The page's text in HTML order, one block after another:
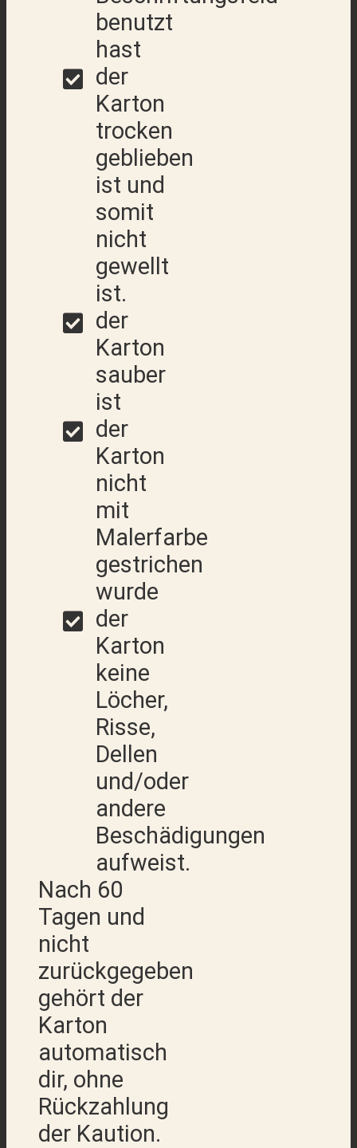
benutzt
hast
der
Karton
trocken
geblieben
ist und
somit
nicht
gewellt
ist.
der
Karton
sauber
ist
der
Karton
nicht
mit
Malerfarbe
gestrichen
wurde
der
Karton
keine
Löcher,
Risse,
Dellen
und/oder
andere
Beschädigungen
aufweist.
Nach 60
Tagen und
nicht
zurückgegeben
gehört der
Karton
automatisch
dir, ohne
Rückzahlung
der Kaution.